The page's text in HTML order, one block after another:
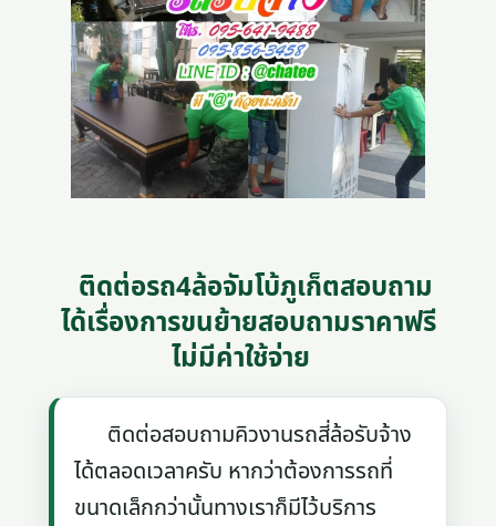
ติดต่อรถ4ล้อจัมโบ้ภูเก็ตสอบถาม
ได้เรื่องการขนย้ายสอบถามราคาฟรี
ไม่มีค่าใช้จ่าย
ติดต่อสอบถามคิวงานรถสี่ล้อรับจ้าง
ได้ตลอดเวลาครับ หากว่าต้องการรถที่
ขนาดเล็กกว่านั้นทางเราก็มีไว้บริการ